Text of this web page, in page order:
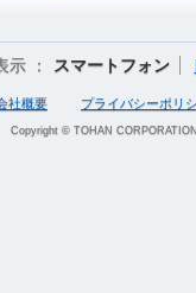
示 ： スマートフォン
社概要 プライバシーポリ
Copyright © TOHAN CORPORATION